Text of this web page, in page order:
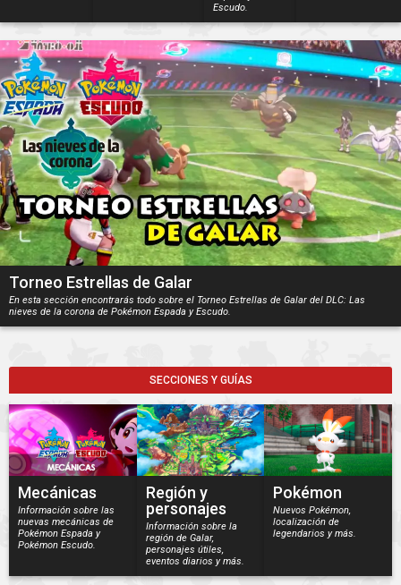
Escudo.
Torneo Estrellas de Galar
En esta sección encontrarás todo sobre el Torneo Estrellas de Galar del DLC: Las
nieves de la corona de Pokémon Espada y Escudo.
SECCIONES Y GUÍAS
Mecánicas
Información sobre las
nuevas mecánicas de
Pokémon Espada y
Pokémon Escudo.
Región y
personajes
Información sobre la
región de Galar,
personajes útiles,
eventos diarios y más.
Pokémon
Nuevos Pokémon,
localización de
legendarios y más.